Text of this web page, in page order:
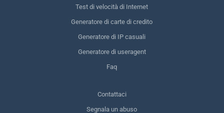
Test di velocità di Internet
Generatore di carte di credito
Generatore di IP casuali
Generatore di useragent
Faq
Contattaci
Segnala un abuso